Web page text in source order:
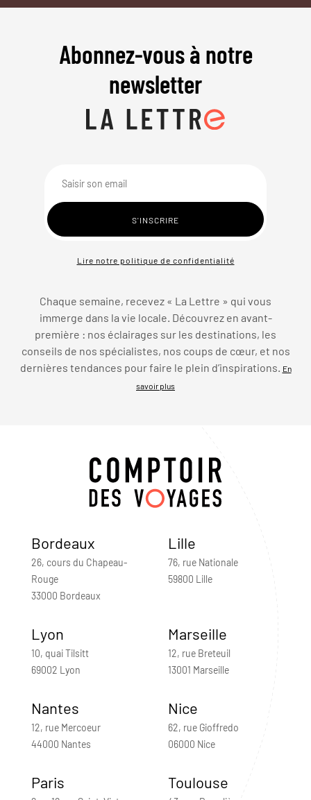
Abonnez-vous à notre
newsletter
Lire notre politique de confidentialité
Chaque semaine, recevez « La Lettre » qui vous
immerge dans la vie locale. Découvrez en avant-
première : nos éclairages sur les destinations, les
conseils de nos spécialistes, nos coups de cœur, et nos
dernières tendances pour faire le plein d’inspirations.
En
savoir plus
Bordeaux
26, cours du Chapeau-
Rouge
33000 Bordeaux
Lille
76, rue Nationale
59800 Lille
Lyon
10, quai Tilsitt
69002 Lyon
Marseille
12, rue Breteuil
13001 Marseille
Nantes
12, rue Mercoeur
44000 Nantes
Nice
62, rue Gioffredo
06000 Nice
Paris Toulouse